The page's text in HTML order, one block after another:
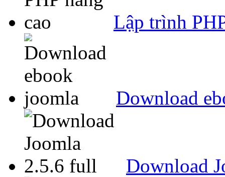
Lập trình
Download
Download